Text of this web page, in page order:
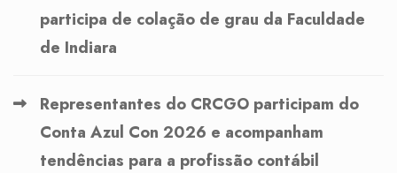
participa de colação de grau da Faculdade
de Indiara
Representantes do CRCGO participam do
Conta Azul Con 2026 e acompanham
tendências para a profissão contábil